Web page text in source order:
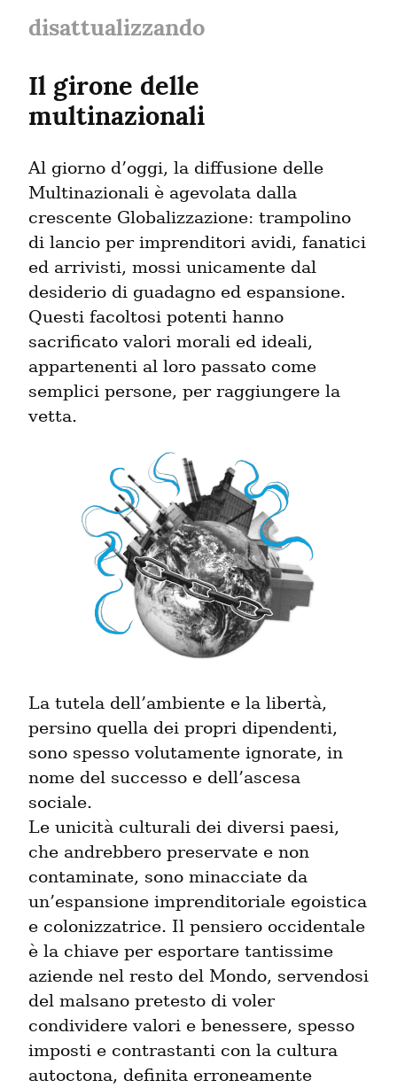
disattualizzando
Il girone delle
multinazionali
Al giorno d’oggi, la diffusione delle
Multinazionali è agevolata dalla
crescente Globalizzazione: trampolino
di lancio per imprenditori avidi, fanatici
ed arrivisti, mossi unicamente dal
desiderio di guadagno ed espansione.
Questi facoltosi potenti hanno
sacrificato valori morali ed ideali,
appartenenti al loro passato come
semplici persone, per raggiungere la
La tutela dell’ambiente e la libertà,
persino quella dei propri dipendenti,
sono spesso volutamente ignorate, in
nome del successo e dell’ascesa
sociale.
Le unicità culturali dei diversi paesi,
che andrebbero preservate e non
contaminate, sono minacciate da
un’espansione imprenditoriale egoistica
e colonizzatrice. Il pensiero occidentale
è la chiave per esportare tantissime
aziende nel resto del Mondo, servendosi
del malsano pretesto di voler
condividere valori e benessere, spesso
imposti e contrastanti con la cultura
autoctona, definita erroneamente